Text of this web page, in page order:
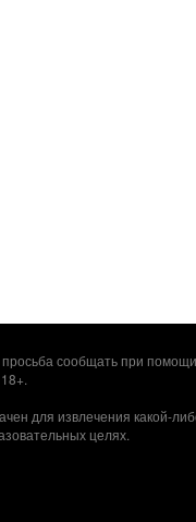
просьба сообщать при
для извлечения какой-
целях.